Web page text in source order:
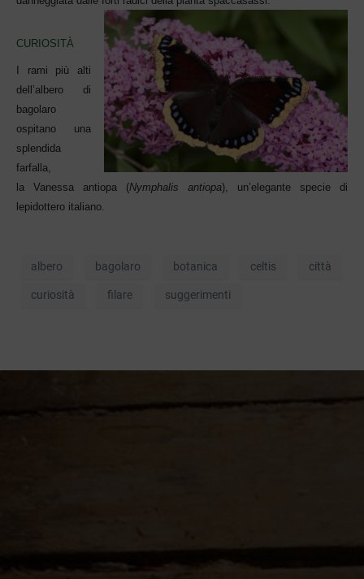
CURIOSITÀ
I rami più alti
dell’albero di
bagolaro
ospitano una
splendida
farfalla,
la Vanessa antiopa (Nymphalis antiopa), un’elegante specie di
lepidottero italiano.
albero bagolaro botanica celtis città
curiosità filare suggerimenti